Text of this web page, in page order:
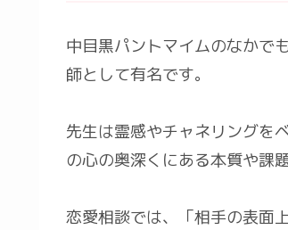
中目黒パントマイムのなかで
師として有名です。
先生は霊感やチャネリングを
の心の奥深くにある本質や課
恋愛相談では、「相手の表面